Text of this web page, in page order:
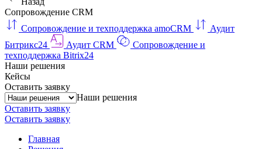
Сопровождение CRM
Сопровождение и техподдержка amoCRM
Аудит
Битрикс24
Аудит CRM
Сопровождение и
техподдержка Bitrix24
Наши решения
Кейсы
Оставить заявку
Наши решения
Оставить заявку
Оставить заявку
Главная